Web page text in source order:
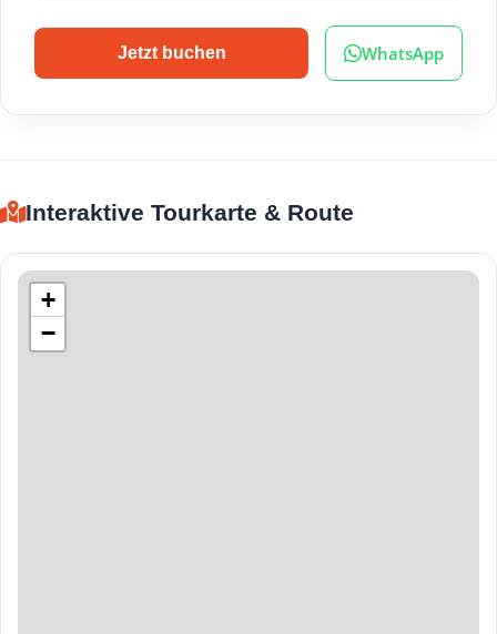
Jetzt buchen WhatsApp
Interaktive Tourkarte & Route
+
−